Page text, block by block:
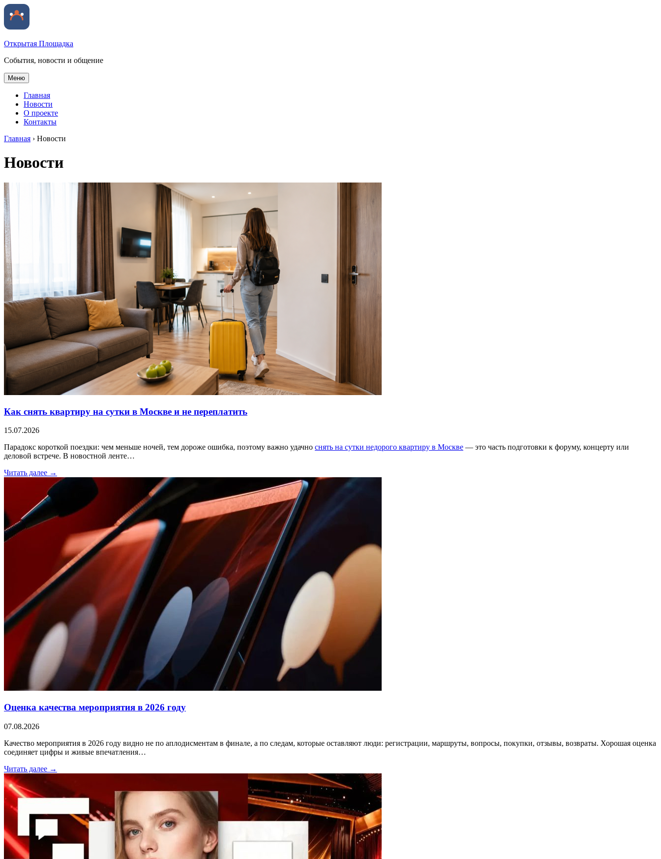
Открытая Площадка
События, новости и общение
Меню
Главная
Новости
О проекте
Контакты
Главная › Новости
Новости
Как снять квартиру на сутки в Москве и не переплатить
15.07.2026
Парадокс короткой поездки: чем меньше ночей, тем дороже ошибка, поэтому важно удачно снять на сутки недорого квартиру в Москве — это часть подготовки к форуму, концерту или
деловой встрече. В новостной ленте…
Читать далее →
Оценка качества мероприятия в 2026 году
07.08.2026
Качество мероприятия в 2026 году видно не по аплодисментам в финале, а по следам, которые оставляют люди: регистрации, маршруты, вопросы, покупки, отзывы, возвраты. Хорошая оценка
соединяет цифры и живые впечатления…
Читать далее →